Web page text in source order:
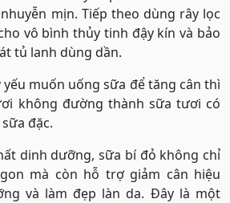
mịn. Tiếp theo dùng rây lọc
vô bình thủy tinh đậy kín và bảo
tủ lanh dùng dần.
yếu muốn uống sữa để tăng cân thì
không đường thành sữa tươi có
đặc.
dinh dưỡng, sữa bí đỏ không chỉ
mà còn hỗ trợ giảm cân hiệu
và làm đẹp làn da. Đây là một